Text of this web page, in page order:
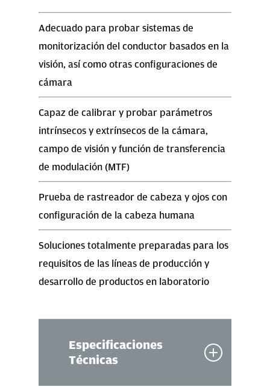
Adecuado para probar sistemas de
monitorización del conductor basados en la
visión, así como otras configuraciones de
cámara
Capaz de calibrar y probar parámetros
intrínsecos y extrínsecos de la cámara,
campo de visión y función de transferencia
de modulación (MTF)
Prueba de rastreador de cabeza y ojos con
configuración de la cabeza humana
Soluciones totalmente preparadas para los
requisitos de las líneas de producción y
desarrollo de productos en laboratorio
Especificaciones
Técnicas